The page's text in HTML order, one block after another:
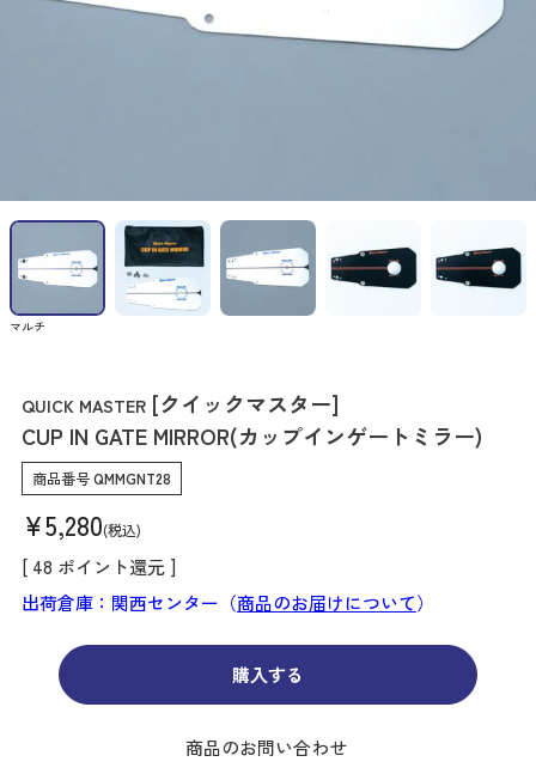
マルチ
QUICK MASTER [クイックマスター]
CUP IN GATE MIRROR(カップインゲートミラー)
商品番号QMMGNT28
¥5,280 税込
[ 48 ポイント還元 ]
出荷倉庫：関西センター（商品のお届けについて）
購入する
商品のお問い合わせ